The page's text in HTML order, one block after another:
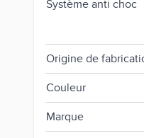
Système anti choc
Origine de
Couleur
Marque